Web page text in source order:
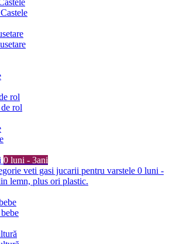
rol
rol
0 luni - 3ani
veti gasi jucarii pentru varstele 0 luni -
lemn, plus ori plastic.